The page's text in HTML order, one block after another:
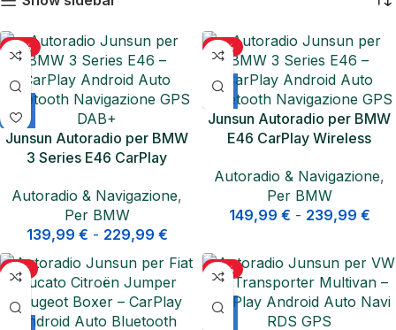
-13%
Junsun Autoradio per BMW
3 Series E46 CarPlay
Autoradio & Navigazione,
Per BMW
139,99 € - 229,99 €
-17%
Junsun Autoradio per BMW
E46 CarPlay Wireless
Autoradio & Navigazione,
Per BMW
149,99 € - 239,99 €
-11% -19%